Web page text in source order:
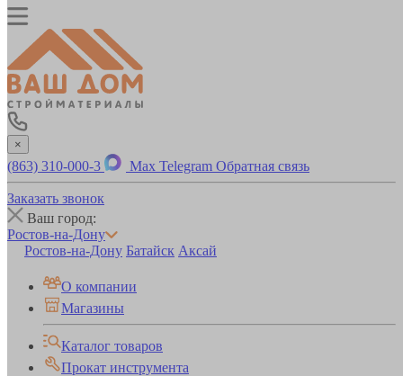
×
(863) 310-000-3 Max Telegram Обратная связь
Заказать звонок
Ваш город:
Ростов-на-Дону
Ростов-на-Дону Батайск Аксай
О компании
Магазины
Каталог товаров
Прокат инструмента